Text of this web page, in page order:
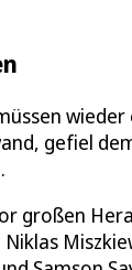
gefiel
großen